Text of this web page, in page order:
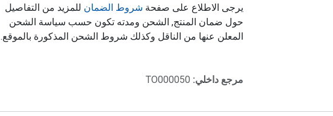
يرجى الاطلاع على صفحة شروط الضمان للمزيد من التفاصيل
حول ضمان المنتج, الشحن ومدته تكون حسب سياسة الشحن
المعلن عنها من الناقل وكذلك شروط الشحن المذكورة بالموقع.
مرجع داخلي: TO000050